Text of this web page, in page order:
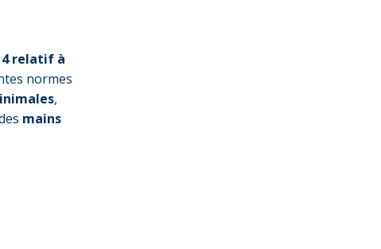
relatif à
normes
,
mains